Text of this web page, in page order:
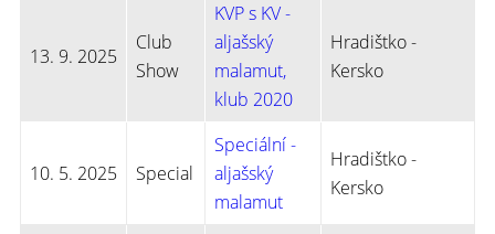
13. 9. 2025
Club
Show
KVP s KV -
aljašský
malamut,
klub 2020
Hradištko -
Kersko
10. 5. 2025 Special
Speciální -
aljašský
malamut
Hradištko -
Kersko